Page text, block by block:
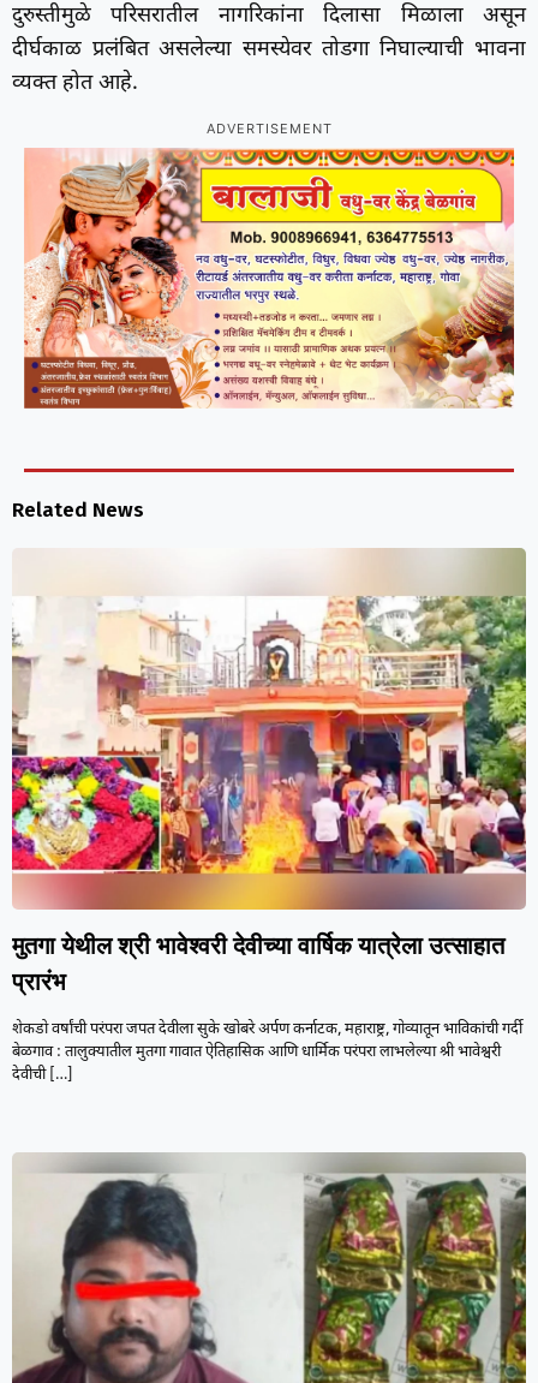
दुरुस्तीमुळे परिसरातील नागरिकांना दिलासा मिळाला असून
दीर्घकाळ प्रलंबित असलेल्या समस्येवर तोडगा निघाल्याची भावना
व्यक्त होत आहे.
ADVERTISEMENT
Related News
मुतगा येथील श्री भावेश्वरी देवीच्या वार्षिक यात्रेला उत्साहात
प्रारंभ
शेकडो वर्षांची परंपरा जपत देवीला सुके खोबरे अर्पण कर्नाटक, महाराष्ट्र, गोव्यातून भाविकांची गर्दी
बेळगाव : तालुक्यातील मुतगा गावात ऐतिहासिक आणि धार्मिक परंपरा लाभलेल्या श्री भावेश्वरी
देवीची[…]